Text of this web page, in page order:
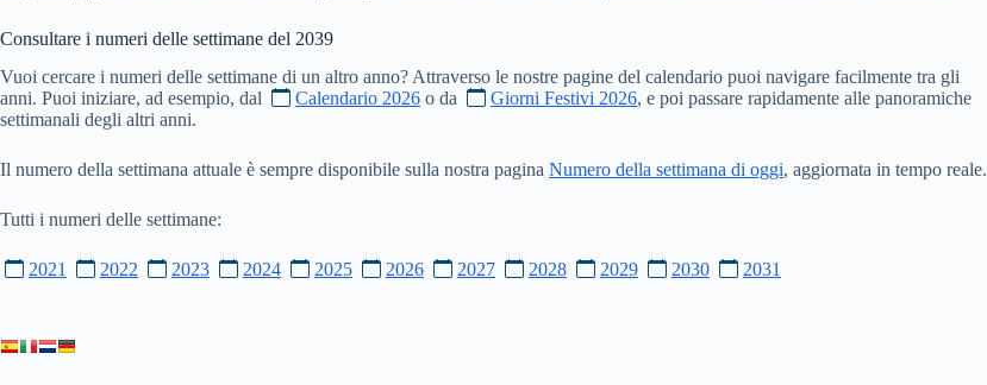
Consultare i numeri delle settimane del 2039
Vuoi cercare i numeri delle settimane di un altro anno? Attraverso le nostre pagine del calendario puoi navigare facilmente tra gli
anni. Puoi iniziare, ad esempio, dal
Calendario 2026 o da Giorni Festivi 2026, e poi passare rapidamente alle panoramiche
settimanali degli altri anni.
Il numero della settimana attuale è sempre disponibile sulla nostra pagina Numero della settimana di oggi, aggiornata in tempo reale.
Tutti i numeri delle settimane:
2021 2022 2023 2024 2025 2026 2027 2028 2029 2030 2031